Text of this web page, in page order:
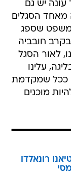
יש גם
מאחד הסגלים
משפט שספג
חובביה
לאור הסגל
עלינו
ככל שמקדמת
מוכנים
רונאלדו